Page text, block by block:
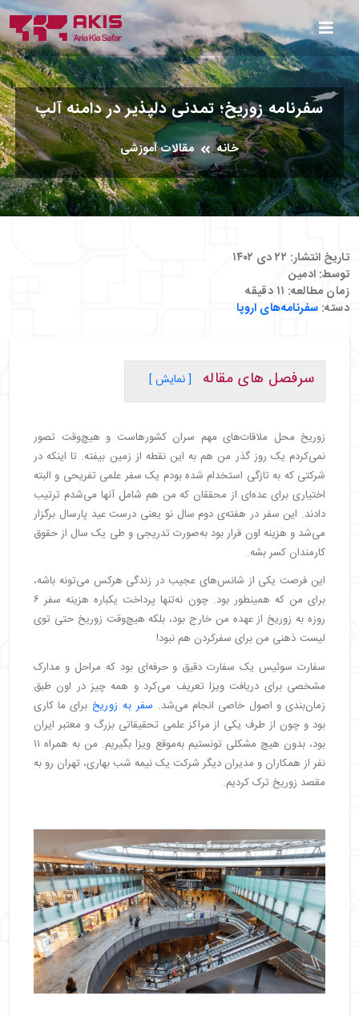
سفرنامه زوریخ؛ تمدنی دلپذیر در دامنه آلپ
خانه مقالات آموزشی
تاریخ انتشار: ۲۲ دی ۱۴۰۲
توسط: ادمین
زمان مطالعه: ۱۱ دقیقه
دسته: سفرنامه‌های اروپا
سرفصل های مقاله
[ نمایش ]
・روز اول
・
روز سوم
・ روز چهارم
・روز پنجم
・ روز ششم
・
زوریخ، تمدنی دلپذیر در دامنه آلپ
زوریخ محل ملاقات‌های مهم سران کشورهاست و هیچ‌وقت تصور
نمی‌کردم یک روز گذر من هم به این نقطه از زمین بیفته. تا اینکه در
شرکتی که به تازگی استخدام شده بودم یک سفر علمی تفریحی و البته
اختیاری برای عده‌ای از محققان که من هم شامل آنها می‌شدم ترتیب
دادند. این سفر در هفته‌ی دوم سال نو یعنی درست عید پارسال برگزار
می‌شد و هزینه اون قرار بود به‌صورت تدریجی و طی یک سال از حقوق
کارمندان کسر بشه.
این فرصت یکی از شانس‌های عجیب در زندگی هرکس می‌تونه باشه،
برای من که همینطور بود. چون نه‌تنها پرداخت یکباره هزینه سفر ۶
روزه به زوریخ از عهده من خارج بود، بلکه هیچ‌وقت زوریخ حتی توی
لیست ذهنی من برای سفرکردن هم نبود!
سفارت سوئیس یک سفارت دقیق و حرفه‌ای بود که مراحل و مدارک
مشخصی برای دریافت ویزا تعریف می‌کرد و همه چیز در اون طبق
زمان‌بندی و اصول خاصی انجام می‌شد. سفر به زوریخ برای ما کاری
بود و چون از طرف یکی از مراکز علمی تحقیقاتی بزرگ و معتبر ایران
بود، بدون هیچ مشکلی تونستیم به‌موقع ویزا بگیریم. من به همراه ۱۱
نفر از همکاران و مدیران دیگر شرکت یک نیمه شب بهاری، تهران رو به
مقصد زوریخ ترک کردیم.